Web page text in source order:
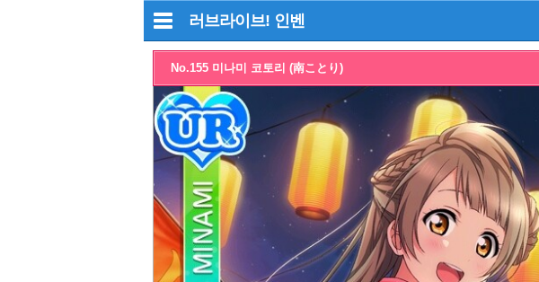
러브라이브! 인벤
No.155 미나미 코토리 (南ことり)